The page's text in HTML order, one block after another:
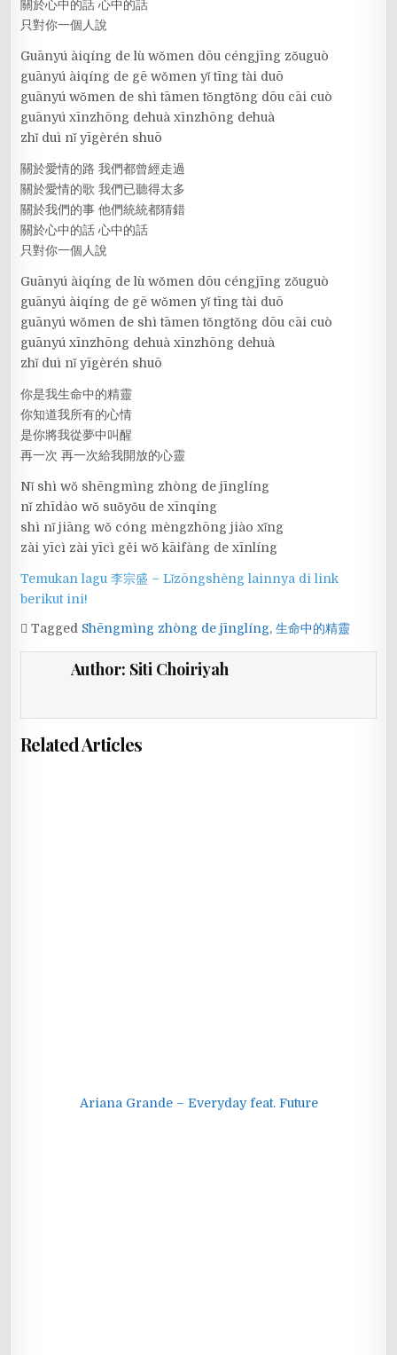
關於心中的話 心中的話
只對你一個人說
Guānyú àiqíng de lù wǒmen dōu céngjīng zǒuguò
guānyú àiqíng de gē wǒmen yǐ tīng tài duō
guānyú wǒmen de shì tāmen tǒngtǒng dōu cāi cuò
guānyú xīnzhōng dehuà xīnzhōng dehuà
zhǐ duì nǐ yīgèrén shuō
關於愛情的路 我們都曾經走過
關於愛情的歌 我們已聽得太多
關於我們的事 他們統統都猜錯
關於心中的話 心中的話
只對你一個人說
Guānyú àiqíng de lù wǒmen dōu céngjīng zǒuguò
guānyú àiqíng de gē wǒmen yǐ tīng tài duō
guānyú wǒmen de shì tāmen tǒngtǒng dōu cāi cuò
guānyú xīnzhōng dehuà xīnzhōng dehuà
zhǐ duì nǐ yīgèrén shuō
你是我生命中的精靈
你知道我所有的心情
是你將我從夢中叫醒
再一次 再一次給我開放的心靈
Nǐ shì wǒ shēngmìng zhòng de jīnglíng
nǐ zhīdào wǒ suǒyǒu de xīnqíng
shì nǐ jiāng wǒ cóng mèngzhōng jiào xǐng
zài yīcì zài yīcì gěi wǒ kāifàng de xīnlíng
Temukan lagu 李宗盛 – Lǐzōngshèng lainnya di link
berikut ini!
Tagged Shēngmìng zhòng de jīnglíng,生命中的精靈
Author: Siti Choiriyah
Related Articles
Ariana Grande – Everyday feat. Future